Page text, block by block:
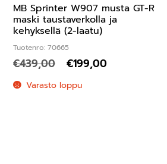
MB Sprinter W907 musta GT-R
maski taustaverkolla ja
kehyksellä (2-laatu)
Tuotenro: 70665
€439,00 €199,00
Varasto loppu